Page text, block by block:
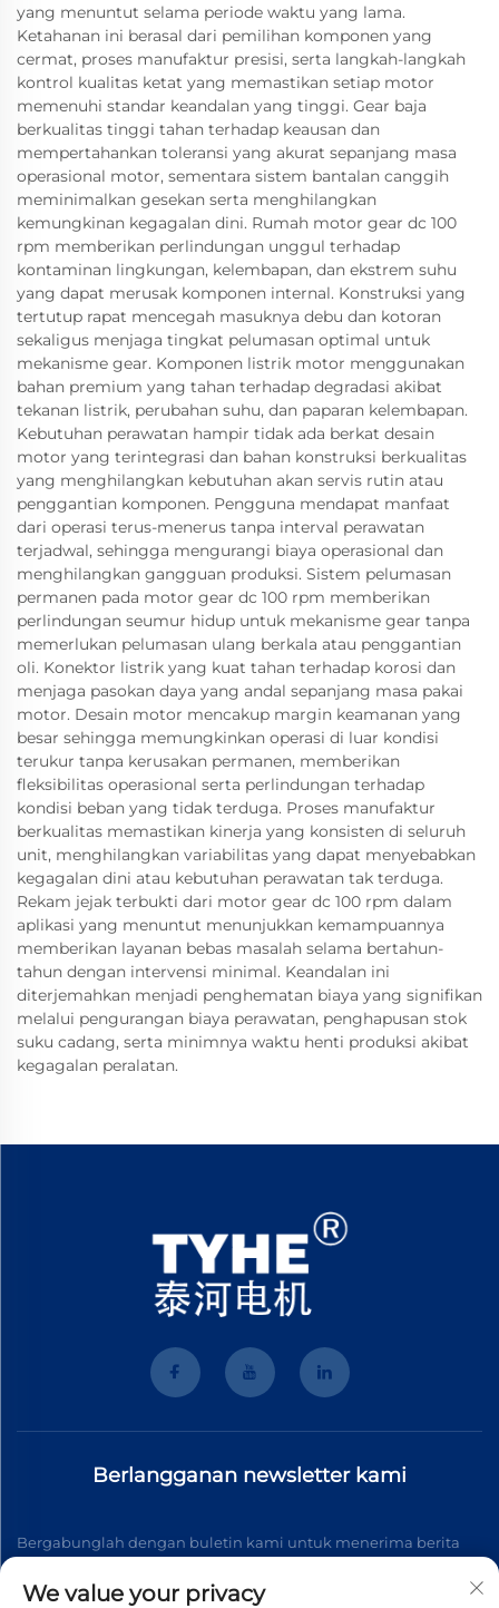
yang menuntut selama periode waktu yang lama.
Ketahanan ini berasal dari pemilihan komponen yang
cermat, proses manufaktur presisi, serta langkah-langkah
kontrol kualitas ketat yang memastikan setiap motor
memenuhi standar keandalan yang tinggi. Gear baja
berkualitas tinggi tahan terhadap keausan dan
mempertahankan toleransi yang akurat sepanjang masa
operasional motor, sementara sistem bantalan canggih
meminimalkan gesekan serta menghilangkan
kemungkinan kegagalan dini. Rumah motor gear dc 100
rpm memberikan perlindungan unggul terhadap
kontaminan lingkungan, kelembapan, dan ekstrem suhu
yang dapat merusak komponen internal. Konstruksi yang
tertutup rapat mencegah masuknya debu dan kotoran
sekaligus menjaga tingkat pelumasan optimal untuk
mekanisme gear. Komponen listrik motor menggunakan
bahan premium yang tahan terhadap degradasi akibat
tekanan listrik, perubahan suhu, dan paparan kelembapan.
Kebutuhan perawatan hampir tidak ada berkat desain
motor yang terintegrasi dan bahan konstruksi berkualitas
yang menghilangkan kebutuhan akan servis rutin atau
penggantian komponen. Pengguna mendapat manfaat
dari operasi terus-menerus tanpa interval perawatan
terjadwal, sehingga mengurangi biaya operasional dan
menghilangkan gangguan produksi. Sistem pelumasan
permanen pada motor gear dc 100 rpm memberikan
perlindungan seumur hidup untuk mekanisme gear tanpa
memerlukan pelumasan ulang berkala atau penggantian
oli. Konektor listrik yang kuat tahan terhadap korosi dan
menjaga pasokan daya yang andal sepanjang masa pakai
motor. Desain motor mencakup margin keamanan yang
besar sehingga memungkinkan operasi di luar kondisi
terukur tanpa kerusakan permanen, memberikan
fleksibilitas operasional serta perlindungan terhadap
kondisi beban yang tidak terduga. Proses manufaktur
berkualitas memastikan kinerja yang konsisten di seluruh
unit, menghilangkan variabilitas yang dapat menyebabkan
kegagalan dini atau kebutuhan perawatan tak terduga.
Rekam jejak terbukti dari motor gear dc 100 rpm dalam
aplikasi yang menuntut menunjukkan kemampuannya
memberikan layanan bebas masalah selama bertahun-
tahun dengan intervensi minimal. Keandalan ini
diterjemahkan menjadi penghematan biaya yang signifikan
melalui pengurangan biaya perawatan, penghapusan stok
suku cadang, serta minimnya waktu henti produksi akibat
kegagalan peralatan.
Berlangganan newsletter kami
Bergabunglah dengan buletin kami untuk menerima berita
We value your privacy